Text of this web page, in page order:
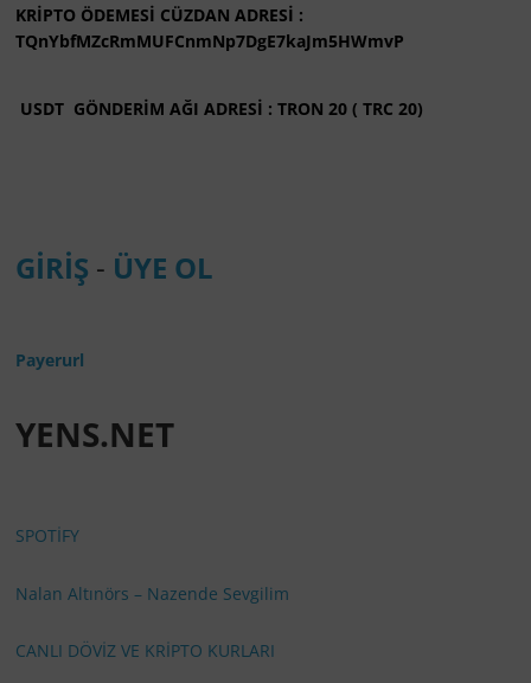
KRİPTO ÖDEMESİ CÜZDAN ADRESİ :
TQnYbfMZcRmMUFCnmNp7DgE7kaJm5HWmvP
USDT GÖNDERİM AĞI ADRESİ : TRON 20 ( TRC 20)
GİRİŞ - ÜYE OL
Payerurl
YENS.NET
SPOTİFY
Nalan Altınörs – Nazende Sevgilim
CANLI DÖVİZ VE KRİPTO KURLARI